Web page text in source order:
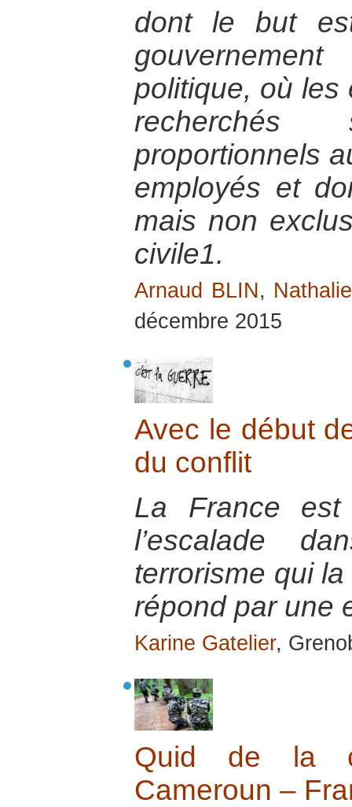
dont le but
politique, où les
recherchés
proportionnels
employés et
mais non
civile1.
Arnaud BLIN,
décembre 2015
Avec le début
du conflit
La France
l’escalade
terrorisme qui
répond par une
Karine Gatelier,
Quid de la
Cameroun –